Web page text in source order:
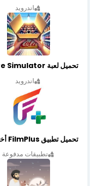
اندرويد
اندرويد
تطبيقات مدفوعة